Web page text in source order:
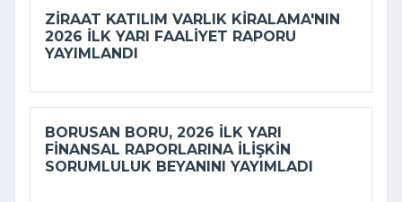
ZIRAAT KATILIM VARLIK KIRALAMA'NIN
2026 ILK YARI FAALIYET RAPORU
YAYIMLANDI
BORUSAN BORU, 2026 ILK YARI
FINANSAL RAPORLARINA ILIŞKIN
SORUMLULUK BEYANINI YAYIMLADI